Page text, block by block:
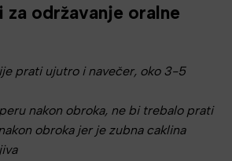
za održavanje oralne
prati ujutro i navečer, oko 3-5
nakon obroka, ne bi trebalo prati
obroka jer je zubna caklina